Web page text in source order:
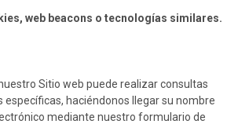
web beacons o tecnologías similares.
Sitio web puede realizar consultas
específicas, haciéndonos llegar su nombre
mediante nuestro formulario de